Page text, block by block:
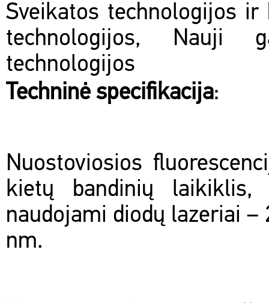
Sveikatos technologijos
technologijos, Nauji
technologijos
Techninė specifikacija:
Nuostoviosios
kietų bandinių laikiklis,
naudojami diodų lazeriai
nm.